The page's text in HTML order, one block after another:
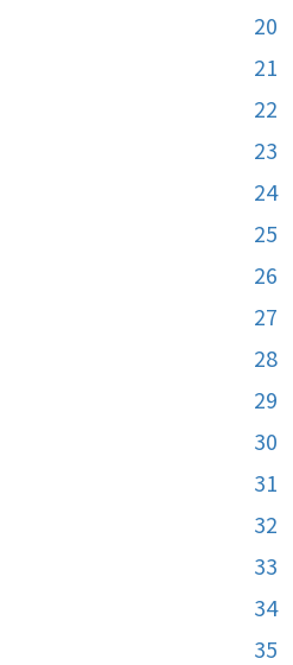
20
21
22
23
24
25
26
27
28
29
30
31
32
33
34
35